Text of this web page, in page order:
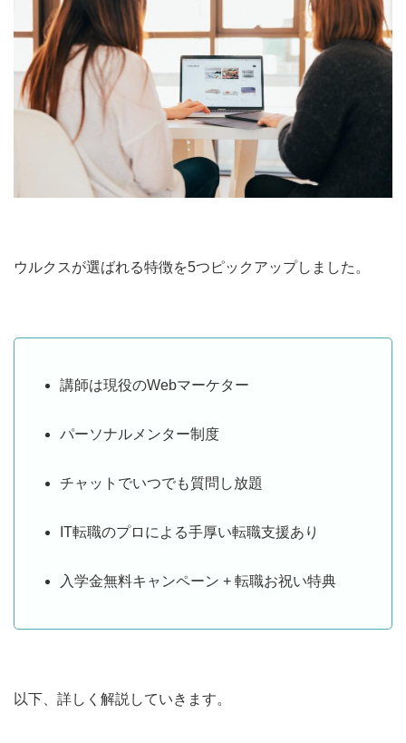
ウルクスが選ばれる特徴を5つピックアップしました。
講師は現役のWebマーケター
パーソナルメンター制度
チャットでいつでも質問し放題
IT転職のプロによる手厚い転職支援あり
入学金無料キャンペーン + 転職お祝い特典
以下、詳しく解説していきます。